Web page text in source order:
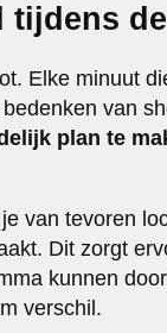
tijdens
Elke minuut
van
plan te
van tevoren
Dit zorgt
kunnen
verschil.